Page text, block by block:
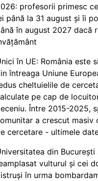
profesorii primesc
până la 31 august și îi
în august 2027 dacă
în UE: România este
întreaga Uniune
cheltuielile de
pe cap de
Între 2015-2025,
a crescut masiv
cercetare - ultimele
din București
vulturul și cei
în urma